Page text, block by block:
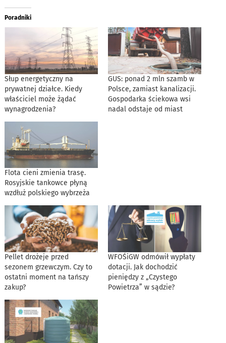
Poradniki
Słup energetyczny na
prywatnej działce. Kiedy
właściciel może żądać
wynagrodzenia?
GUS: ponad 2 mln szamb w
Polsce, zamiast kanalizacji.
Gospodarka ściekowa wsi
nadal odstaje od miast
Flota cieni zmienia trasę.
Rosyjskie tankowce płyną
wzdłuż polskiego wybrzeża
Pellet drożeje przed
sezonem grzewczym. Czy to
ostatni moment na tańszy
zakup?
WFOŚiGW odmówił wypłaty
dotacji. Jak dochodzić
pieniędzy z „Czystego
Powietrza” w sądzie?